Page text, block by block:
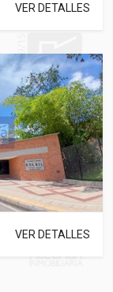
VER DETALLES
VER DETALLES